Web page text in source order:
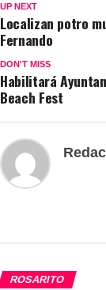
UP NEXT
Localizan potro
Fernando
DON'T MISS
Habilitará
Beach Fest
ROSARITO